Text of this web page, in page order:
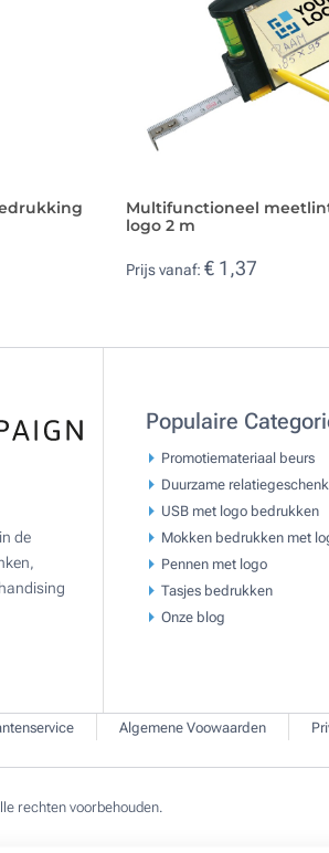
Multifunctioneel
logo 2 m
Prijs vanaf: € 1,37
de
Populaire
Promotiemateriaal beurs
Duurzame
USB met logo bedrukken
Mokken bedrukken met
Pennen met logo
Tasjes bedrukken
Onze blog
Algemene Voowaarden
rechten voorbehouden.